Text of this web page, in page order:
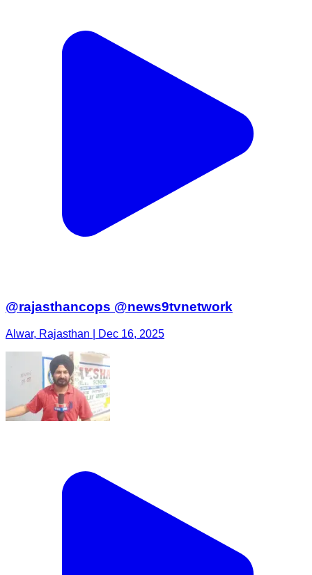
@rajasthancops @news9tvnetwork
Alwar, Rajasthan | Dec 16, 2025